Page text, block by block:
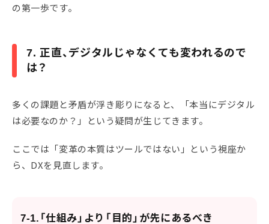
の第一歩です。
7. 正直、デジタルじゃなくても変われるので
は？
多くの課題と矛盾が浮き彫りになると、「本当にデジタル
は必要なのか？」という疑問が生じてきます。
ここでは「変革の本質はツールではない」という視座か
ら、DXを見直します。
7-1.「仕組み」より「目的」が先にあるべき